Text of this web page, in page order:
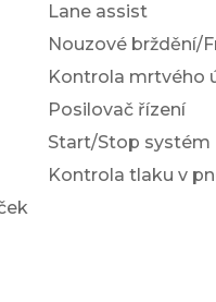
Lane assist
Nouzové brždění/
Kontrola mrtvého
Posilovač řízení
Start/Stop systém
Kontrola tlaku v